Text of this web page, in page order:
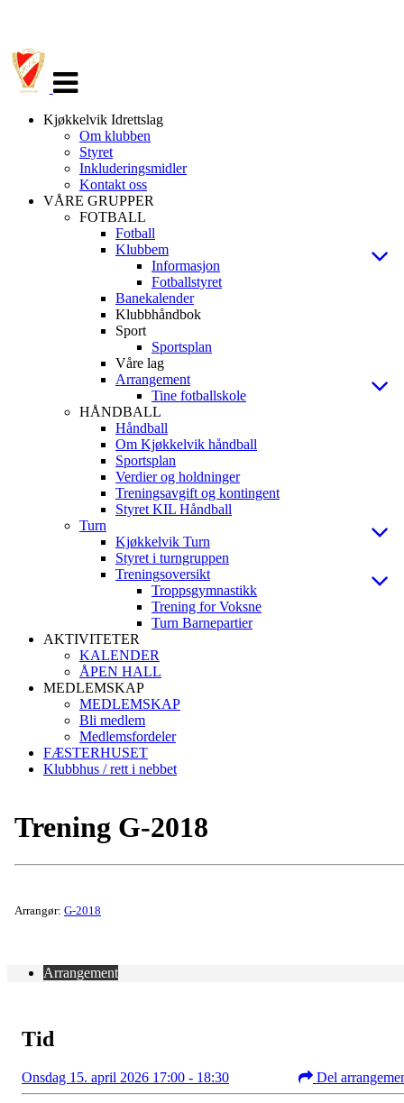
navigasjon
Kjøkkelvik Idrettslag
Om klubben
Styret
Inkluderingsmidler
Kontakt oss
VÅRE GRUPPER
FOTBALL
Fotball
Klubbem
Informasjon
Fotballstyret
Banekalender
Klubbhåndbok
Sport
Sportsplan
Våre lag
Arrangement
Tine fotballskole
HÅNDBALL
Håndball
Om Kjøkkelvik håndball
Sportsplan
Verdier og holdninger
Treningsavgift og kontingent
Styret KIL Håndball
Turn
Kjøkkelvik Turn
Styret i turngruppen
Treningsoversikt
Troppsgymnastikk
Trening for Voksne
Turn Barnepartier
AKTIVITETER
KALENDER
ÅPEN HALL
MEDLEMSKAP
MEDLEMSKAP
Bli medlem
Medlemsfordeler
FÆSTERHUSET
Klubbhus / rett i nebbet
Trening G-2018
Arrangør: G-2018
Arrangement
Tid
Onsdag 15. april 2026 17:00 - 18:30 Del